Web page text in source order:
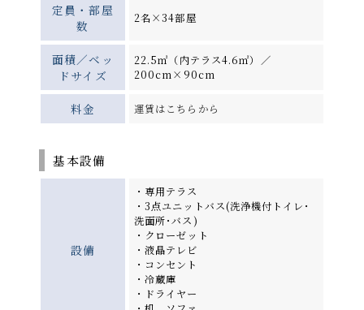
定員・部屋
数
2名×34部屋
面積／ベッ
ドサイズ
22.5㎡（内テラス4.6㎡）／
200cm×90cm
料金 運賃はこちらから
基本設備
設備
・専用テラス
・3点ユニットバス(洗浄機付トイレ･
洗面所･バス)
・クローゼット
・液晶テレビ
・コンセント
・冷蔵庫
・ドライヤー